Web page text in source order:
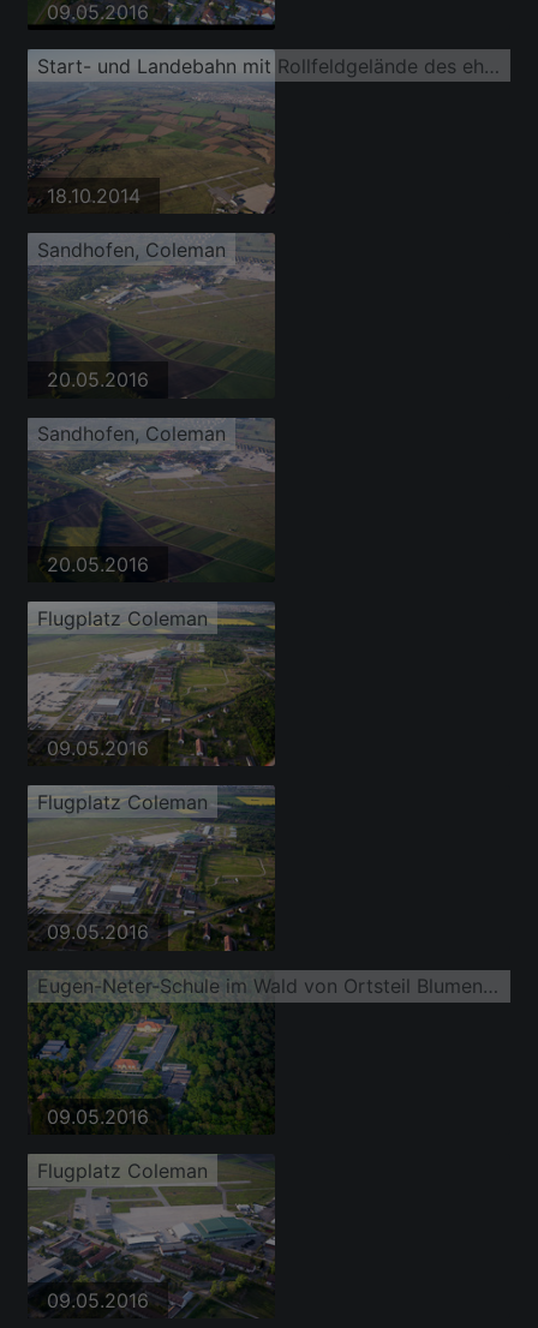
09.05.2016
Start- und Landebahn mit Rollfeldgelände des ehemaligen amerikanischen Hubschrauberflugplatz der Flugplatz Coleman
18.10.2014
Sandhofen, Coleman
20.05.2016
Sandhofen, Coleman
20.05.2016
Flugplatz Coleman
09.05.2016
Flugplatz Coleman
09.05.2016
Eugen-Neter-Schule im Wald von Ortsteil Blumenau
09.05.2016
Flugplatz Coleman
09.05.2016